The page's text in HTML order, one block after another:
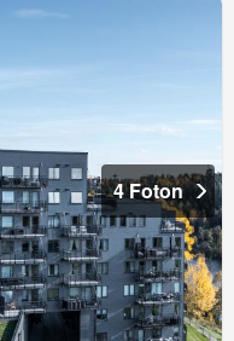
4 Foton